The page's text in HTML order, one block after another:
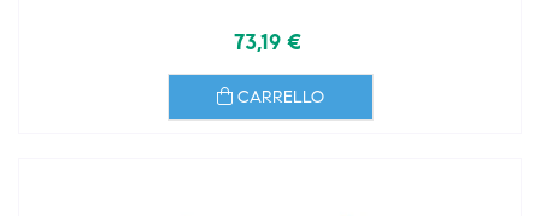
73,19 €
CARRELLO